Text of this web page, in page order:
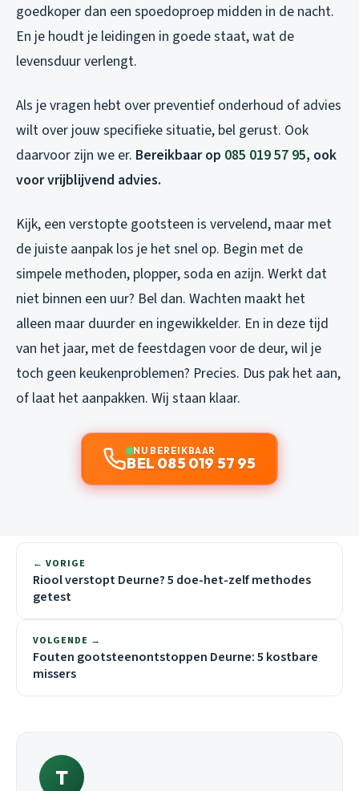
goedkoper dan een spoedoproep midden in de nacht.
En je houdt je leidingen in goede staat, wat de
levensduur verlengt.
Als je vragen hebt over preventief onderhoud of advies
wilt over jouw specifieke situatie, bel gerust. Ook
daarvoor zijn we er. Bereikbaar op 085 019 57 95, ook
voor vrijblijvend advies.
Kijk, een verstopte gootsteen is vervelend, maar met
de juiste aanpak los je het snel op. Begin met de
simpele methoden, plopper, soda en azijn. Werkt dat
niet binnen een uur? Bel dan. Wachten maakt het
alleen maar duurder en ingewikkelder. En in deze tijd
van het jaar, met de feestdagen voor de deur, wil je
toch geen keukenproblemen? Precies. Dus pak het aan,
of laat het aanpakken. Wij staan klaar.
NU BEREIKBAAR
BEL 085 019 57 95
← VORIGE
Riool verstopt Deurne? 5 doe-het-zelf methodes
getest
VOLGENDE →
Fouten gootsteenontstoppen Deurne: 5 kostbare
missers
T